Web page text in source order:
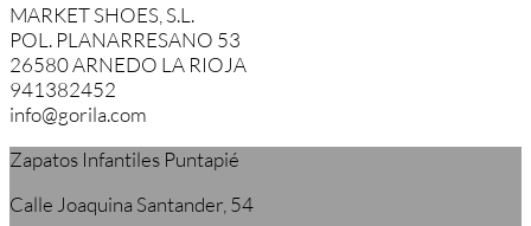
MARKET SHOES, S.L.
POL. PLANARRESANO 53
26580 ARNEDO LA RIOJA
941382452
info@gorila.com
Zapatos Infantiles Puntapié
Calle Joaquina Santander, 54